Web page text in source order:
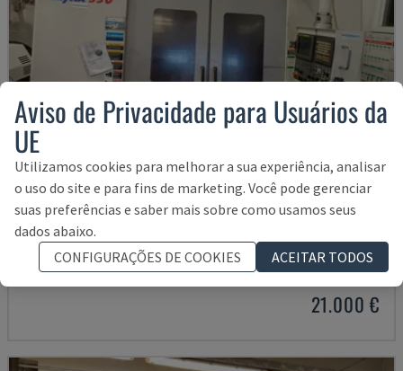
MYNX 550
DAEWOO - CENTRO DE MAQUINAÇÃO VERTICAL
ITÁLIA 2003
21.000 €
Aviso de Privacidade para Usuários da
UE
Utilizamos cookies para melhorar a sua experiência, analisar
o uso do site e para fins de marketing. Você pode gerenciar
suas preferências e saber mais sobre como usamos seus
dados abaixo.
CONFIGURAÇÕES DE COOKIES
ACEITAR TODOS